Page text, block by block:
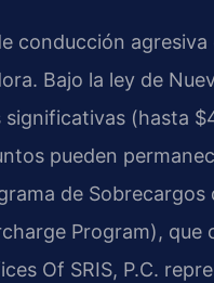
conducción agresiva
Bajo la ley de
significativas (hasta
pueden
de
Program),
Of SRIS, P.C.